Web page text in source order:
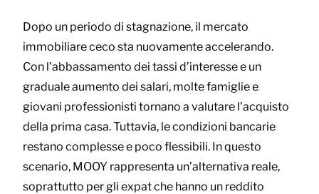
Dopo un periodo di stagnazione, il mercato
immobiliare ceco sta nuovamente accelerando.
Con l’abbassamento dei tassi d’interesse e un
graduale aumento dei salari, molte famiglie e
giovani professionisti tornano a valutare l’acquisto
della prima casa. Tuttavia, le condizioni bancarie
restano complesse e poco flessibili. In questo
scenario, MOOY rappresenta un’alternativa reale,
soprattutto per gli expat che hanno un reddito